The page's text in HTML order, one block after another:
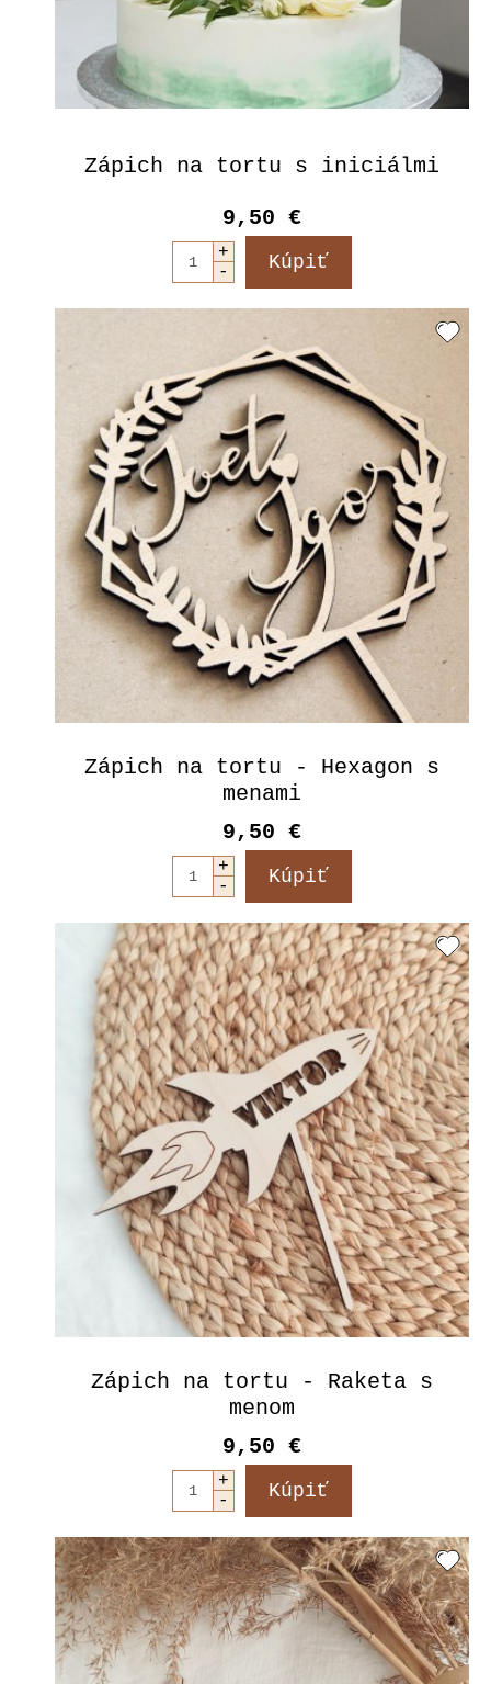
Zápich na tortu s iniciálmi
9,50 €
Zápich na tortu - Hexagon s
menami
9,50 €
Zápich na tortu - Raketa s
menom
9,50 €